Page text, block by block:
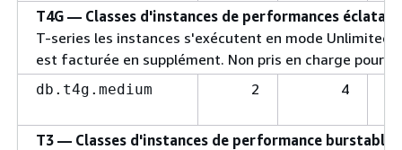
T4G — Classes d'instances de performances
T-series les instances s'exécutent en mode Unlimited
est facturée en supplément. Non pris en charge pour
db.t4g.medium 2 4
T3 — Classes d'instances de performance burstable